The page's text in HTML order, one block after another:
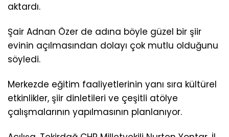
aktardı.
Şair Adnan Özer de adına böyle güzel bir şiir
evinin açılmasından dolayı çok mutlu olduğunu
söyledi.
Merkezde eğitim faaliyetlerinin yanı sıra kültürel
etkinlikler, şiir dinletileri ve çeşitli atölye
çalışmalarının yapılmasının planlanıyor.